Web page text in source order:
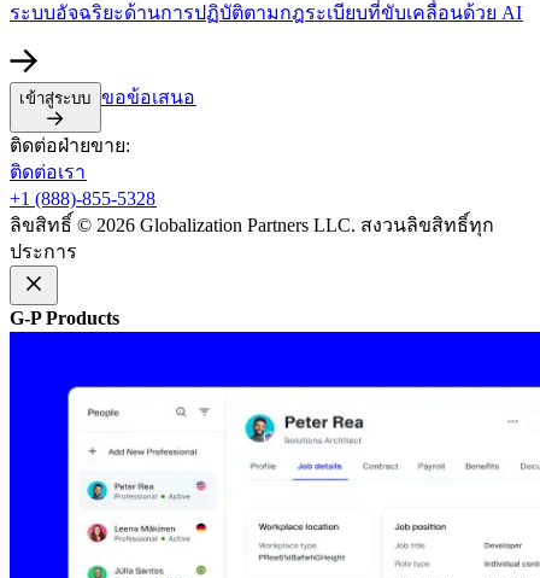
ระบบอัจฉริยะด้านการปฏิบัติตามกฎระเบียบที่ขับเคลื่อนด้วย AI​​
เข้าสู่ระบบ​​ ขอข้อเสนอ​​
ติดต่อฝ่ายขาย:​​
ติดต่อเรา​​
+1 (888)-855-5328​​
ลิขสิทธิ์ © 2026 Globalization Partners LLC. สงวนลิขสิทธิ์ทุก
ประการ​​
G-P Products​​